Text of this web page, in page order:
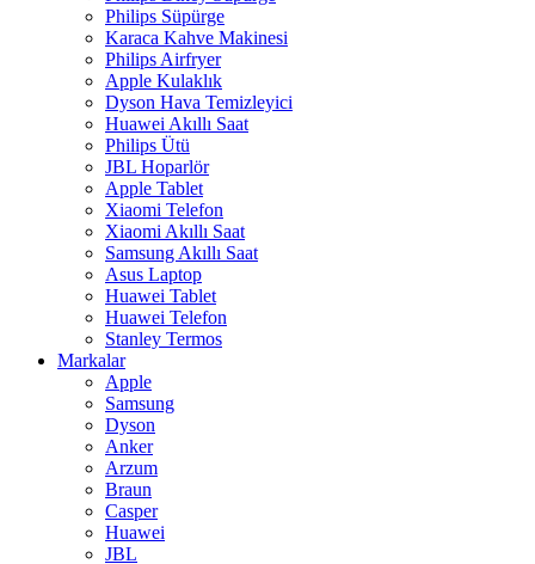
Philips Süpürge
Karaca Kahve Makinesi
Philips Airfryer
Apple Kulaklık
Dyson Hava Temizleyici
Huawei Akıllı Saat
Philips Ütü
JBL Hoparlör
Apple Tablet
Xiaomi Telefon
Xiaomi Akıllı Saat
Samsung Akıllı Saat
Asus Laptop
Huawei Tablet
Huawei Telefon
Stanley Termos
Markalar
Apple
Samsung
Dyson
Anker
Arzum
Braun
Casper
Huawei
JBL